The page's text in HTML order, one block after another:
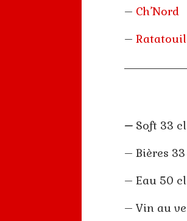
– Ch’Nord
–
– Soft 33
– Bières
– Eau 50 cl
– Vin au